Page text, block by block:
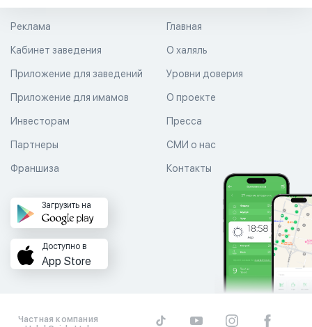
Главная
О халяль
Уровни доверия
Реклама
Кабинет заведения
Приложение для заведений
Приложение для имамов О проекте
Пресса
СМИ о нас
Контакты
Инвесторам
Партнеры
Франшиза
Загрузить на
Доступно в
App Store
Частная компания